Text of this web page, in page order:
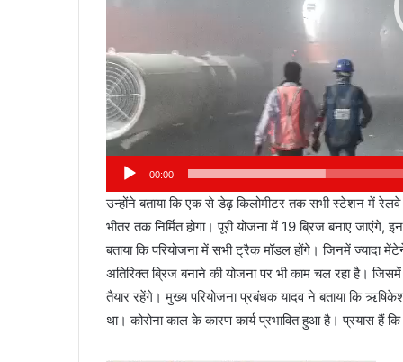
00:00
उन्होंने बताया कि एक से डेढ़ किलोमीटर तक सभी स्टेशन में
भीतर तक निर्मित होगा। पूरी योजना में 19 ब्रिज बनाए
बताया कि परियोजना में सभी ट्रैक मॉडल होंगे। जिनमें ज्यादा
अतिरिक्त ब्रिज बनाने की योजना पर भी काम चल रहा है।
तैयार रहेंगे। मुख्य परियोजना प्रबंधक यादव ने बताया कि
था। कोरोना काल के कारण कार्य प्रभावित हुआ है। प्रयास हैं